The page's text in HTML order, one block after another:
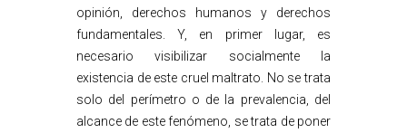
opinión, derechos humanos y derechos
fundamentales. Y, en primer lugar, es
necesario visibilizar socialmente la
existencia de este cruel maltrato. No se trata
solo del perímetro o de la prevalencia, del
alcance de este fenómeno, se trata de poner